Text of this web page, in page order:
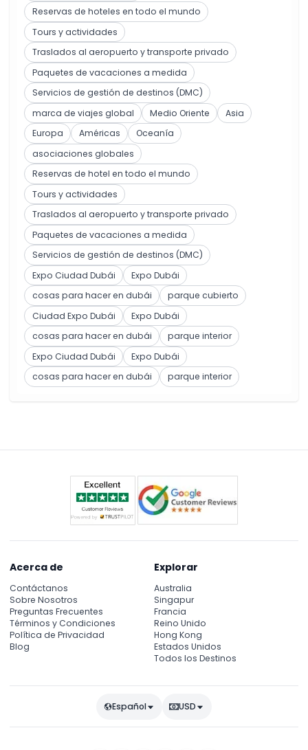
Reservas de hoteles en todo el mundo
Tours y actividades
Traslados al aeropuerto y transporte privado
Paquetes de vacaciones a medida
Servicios de gestión de destinos (DMC)
marca de viajes global
Medio Oriente
Asia
Europa
Américas
Oceanía
asociaciones globales
Reservas de hotel en todo el mundo
Tours y actividades
Traslados al aeropuerto y transporte privado
Paquetes de vacaciones a medida
Servicios de gestión de destinos (DMC)
Expo Ciudad Dubái
Expo Dubái
cosas para hacer en dubái
parque cubierto
Ciudad Expo Dubái
Expo Dubái
cosas para hacer en dubái
parque interior
Expo Ciudad Dubái
Expo Dubái
cosas para hacer en dubái
parque interior
Acerca de
Contáctanos
Sobre Nosotros
Preguntas Frecuentes
Términos y Condiciones
Política de Privacidad
Blog
Explorar
Australia
Singapur
Francia
Reino Unido
Hong Kong
Estados Unidos
Todos los Destinos
Español USD